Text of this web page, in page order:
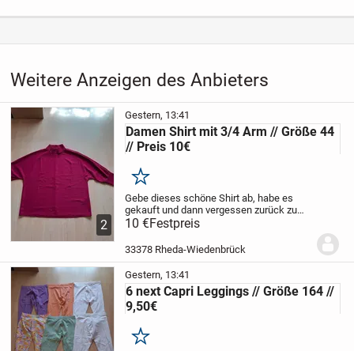
Weitere Anzeigen des Anbieters
2
Gestern, 13:41
Damen Shirt mit 3/4 Arm // Größe 44
// Preis 10€
Merken
Gebe dieses schöne Shirt ab, habe es
gekauft und dann vergessen zurück zu
schicken, da ich aber die Ärmel so nicht
so gerne mag, lag es nur im Schrank.
Größe 44Preis 10€ Kann in 33378
10 €Festpreis
33378 Rheda-Wiedenbrück
Gestern, 13:41
6 next Capri Leggings // Größe 164 //
9,50€
Merken